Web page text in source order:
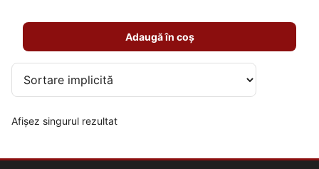
Adaugă în coș
Afișez singurul rezultat